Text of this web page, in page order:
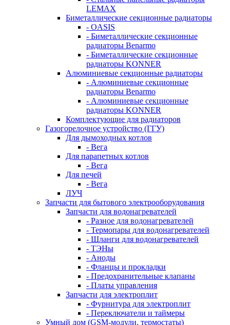
LEMAX
Биметаллические секционные радиаторы
- OASIS
- Биметаллические секционные
радиаторы Benarmo
- Биметаллические секционные
радиаторы KONNER
Алюминиевые секционные радиаторы
- Алюминиевые секционные
радиаторы Benarmo
- Алюминиевые секционные
радиаторы KONNER
Комплектующие для радиаторов
Газогорелочное устройство (ГГУ)
Для дымоходных котлов
- Вега
Для парапетных котлов
- Вега
Для печей
- Вега
ЛУЧ
Запчасти для бытового электрооборудования
Запчасти для водонагревателей
- Разное для водонагревателей
- Термопары для водонагревателей
- Шланги для водонагревателей
- ТЭНы
- Аноды
- Фланцы и прокладки
- Предохранительные клапаны
- Платы управления
Запчасти для электроплит
- Фурнитура для электроплит
- Переключатели и таймеры
Умный дом (GSM-модули, термостаты)